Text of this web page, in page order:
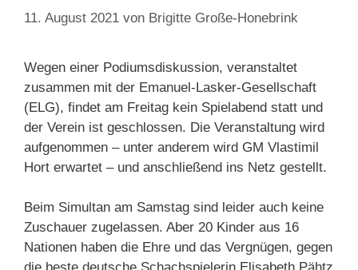
11. August 2021 von Brigitte Große-Honebrink
Wegen einer Podiumsdiskussion, veranstaltet
zusammen mit der Emanuel-Lasker-Gesellschaft
(ELG), findet am Freitag kein Spielabend statt und
der Verein ist geschlossen. Die Veranstaltung wird
aufgenommen – unter anderem wird GM Vlastimil
Hort erwartet – und anschließend ins Netz gestellt.
Beim Simultan am Samstag sind leider auch keine
Zuschauer zugelassen. Aber 20 Kinder aus 16
Nationen haben die Ehre und das Vergnügen, gegen